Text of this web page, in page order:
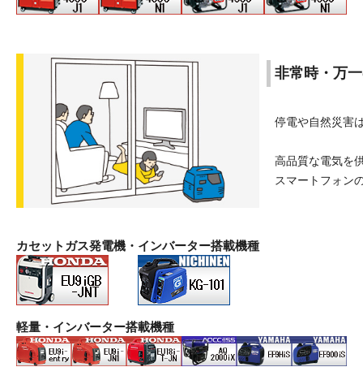
非常時・万
停電や自然災害
高品質な電気を
スマートフォン
カセットガス発電機・インバーター搭載機種
軽量・インバーター搭載機種